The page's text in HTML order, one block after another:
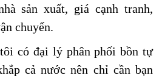
sản xuất, giá cạnh tranh,
chuyển.
có đại lý phân phối bồn tự
cả nước nên chỉ cần bạn